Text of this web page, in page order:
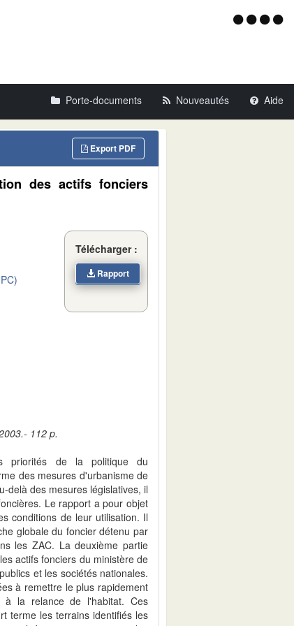
Menu
Porte-documents Nouveautés Aide
Export PDF
des actifs fonciers
Télécharger :
Rapport
112 p.
priorités de la politique du
des mesures d'urbanisme de
delà des mesures législatives, il
Le rapport a pour objet
conditions de leur utilisation. Il
globale du foncier détenu par
les ZAC. La deuxième partie
actifs fonciers du ministère de
et les sociétés nationales.
à remettre le plus rapidement
la relance de l'habitat. Ces
terme les terrains identifiés les